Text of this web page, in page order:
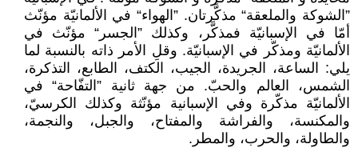
”الشوكة والملعقة“ مذكَّرتان. ”الهواء“ في الألمانيّة مؤنّث
أمّا في الإسبانيّة فمذكَّر، وكذلك ”الجسر“ مؤنّث في
الألمانيّة ومذكّر في الإسبانيّة. وقلِ الأمر ذاته بالنسبة لما
يلي: الساعة، الجريدة، الجيب، الكتف، الطابع، التذكرة،
الشمس، العالم والحبّ. من جهة ثانية ”التفّاحة“ في
الألمانيّة مذكّرة وفي الإسبانية مؤنّثة وكذلك الكرسيّ،
والمكنسة، والفراشة والمفتاح، والجبل، والنجمة،
والطاولة، والحرب، والمطر.